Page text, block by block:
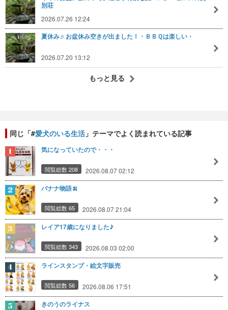
別荘
2026.07.26 12:24
夏休み♬お盆休み空きが出ました！・ＢＢＱは楽しい・
2026.07.20 13:12
もっと見る
同じ「#愛犬のいる生活 」テーマでよく読まれている記事
気になっていたので・・・
閲覧総数 208 2026.08.07 02:12
バナナ物語🍌
閲覧総数 65 2026.08.07 21:04
レイア17歳になりました♪
閲覧総数 343 2026.08.03 02:00
ラインスタンプ・絵文字販売
閲覧総数 56 2026.08.06 17:51
きのうのライナス